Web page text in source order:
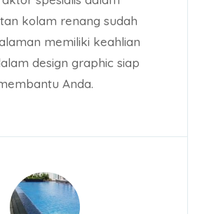
kolam renang sudah
memiliki keahlian
design graphic siap
Anda.